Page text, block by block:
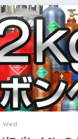
Wed